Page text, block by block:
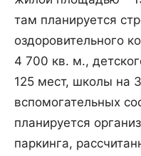
там планируется
оздоровительного
4 700 кв. м.,
125 мест, школы на
вспомогательных
планируется
паркинга,